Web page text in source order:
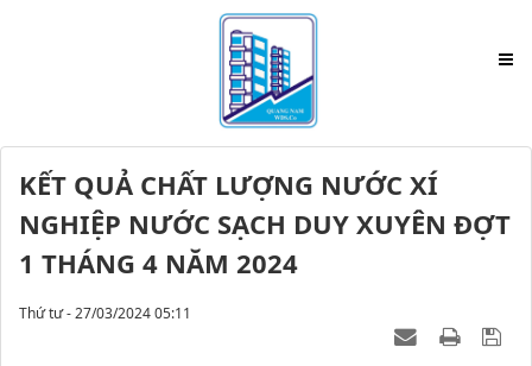
KẾT QUẢ CHẤT LƯỢNG NƯỚC XÍ
NGHIỆP NƯỚC SẠCH DUY XUYÊN ĐỢT
1 THÁNG 4 NĂM 2024
Thứ tư - 27/03/2024 05:11